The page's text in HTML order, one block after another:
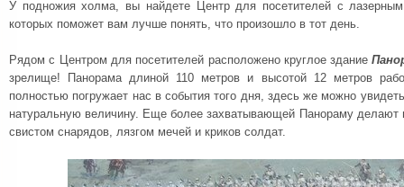
У подножия холма, вы найдете Центр для посетителей с
которых поможет вам лучше понять, что произошло в тот день.
Рядом с Центром для посетителей расположено круглое здание
зрелище! Панорама длиной 110 метров и высотой 12 метров
полностью погружает нас в события того дня, здесь же можно
натуральную величину. Еще более захватывающей Панораму делают
свистом снарядов, лязгом мечей и криков солдат.